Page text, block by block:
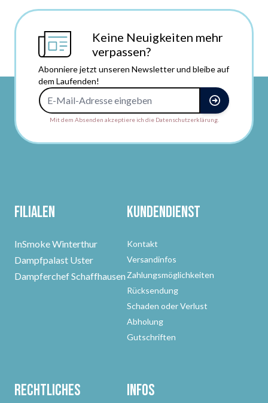
Keine Neuigkeiten mehr
verpassen?
Abonniere jetzt unseren Newsletter und bleibe auf
dem Laufenden!
Mit dem Absenden akzeptiere ich die Datenschutzerklärung.
Filialen
InSmoke Winterthur
Dampfpalast Uster
Dampferchef Schaffhausen
Kundendienst
Kontakt
Versandinfos
Zahlungsmöglichkeiten
Rücksendung
Schaden oder Verlust
Abholung
Gutschriften
Rechtliches Infos